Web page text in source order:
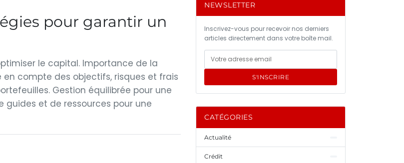
pour garantir un
le capital. Importance de la
compte des objectifs, risques et frais
Gestion équilibrée pour une
guides et de ressources pour une
NEWSLETTER
Inscrivez-vous pour recevoir nos derniers
articles directement dans votre boîte mail.
S'INSCRIRE
CATÉGORIES
Actualité
Crédit